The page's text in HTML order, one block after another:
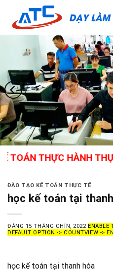
content
HÀNH THỰC TẾ
ĐÀO TẠO KẾ TOÁN THỰC TẾ
học kế toán tại
ĐĂNG 15 THÁNG CHÍN, 2022 ENABLE
DEFAULT OPTION -> COUNTVIEW ->
học kế toán tại thanh hóa